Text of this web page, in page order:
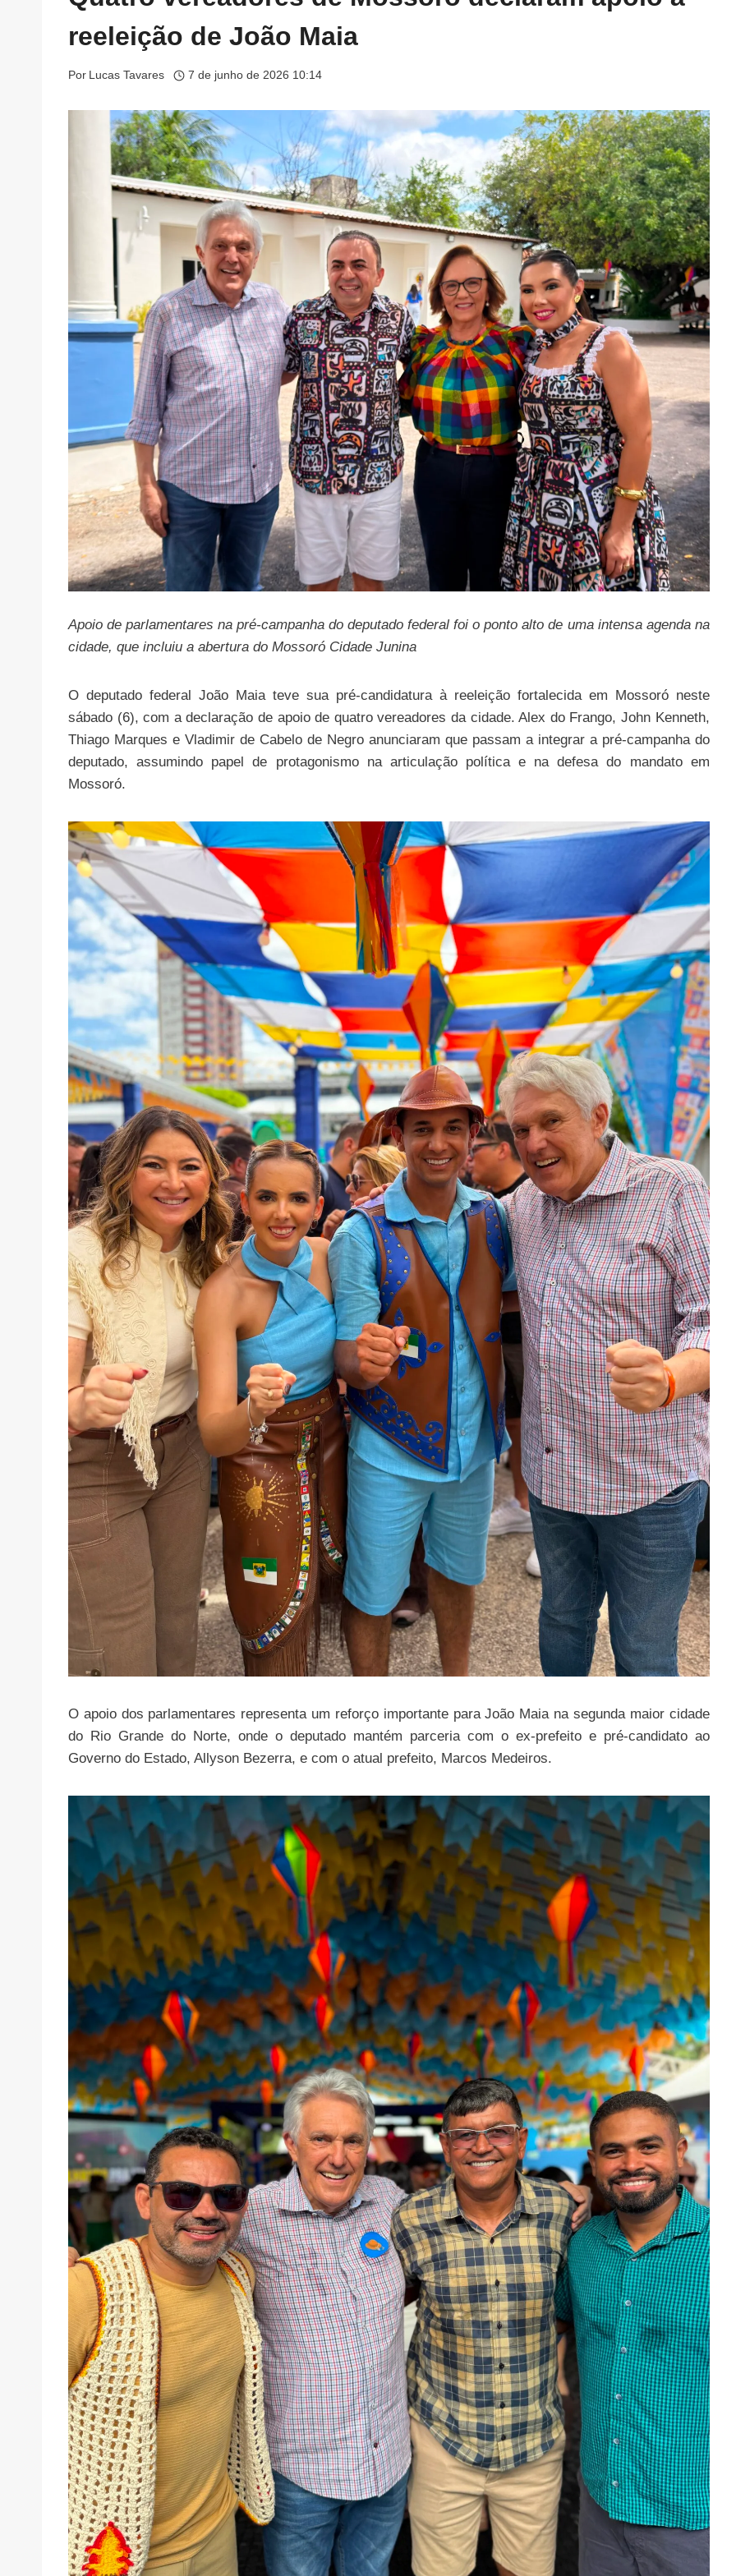
reeleição de João Maia
Por Lucas Tavares 7 de junho de 2026 10:14
Apoio de parlamentares na pré-campanha do deputado federal foi o ponto alto de uma intensa agenda na
cidade, que incluiu a abertura do Mossoró Cidade Junina
O deputado federal João Maia teve sua pré-candidatura à reeleição fortalecida em Mossoró neste
sábado (6), com a declaração de apoio de quatro vereadores da cidade. Alex do Frango, John Kenneth,
Thiago Marques e Vladimir de Cabelo de Negro anunciaram que passam a integrar a pré-campanha do
deputado, assumindo papel de protagonismo na articulação política e na defesa do mandato em
Mossoró.
O apoio dos parlamentares representa um reforço importante para João Maia na segunda maior cidade
do Rio Grande do Norte, onde o deputado mantém parceria com o ex-prefeito e pré-candidato ao
Governo do Estado, Allyson Bezerra, e com o atual prefeito, Marcos Medeiros.